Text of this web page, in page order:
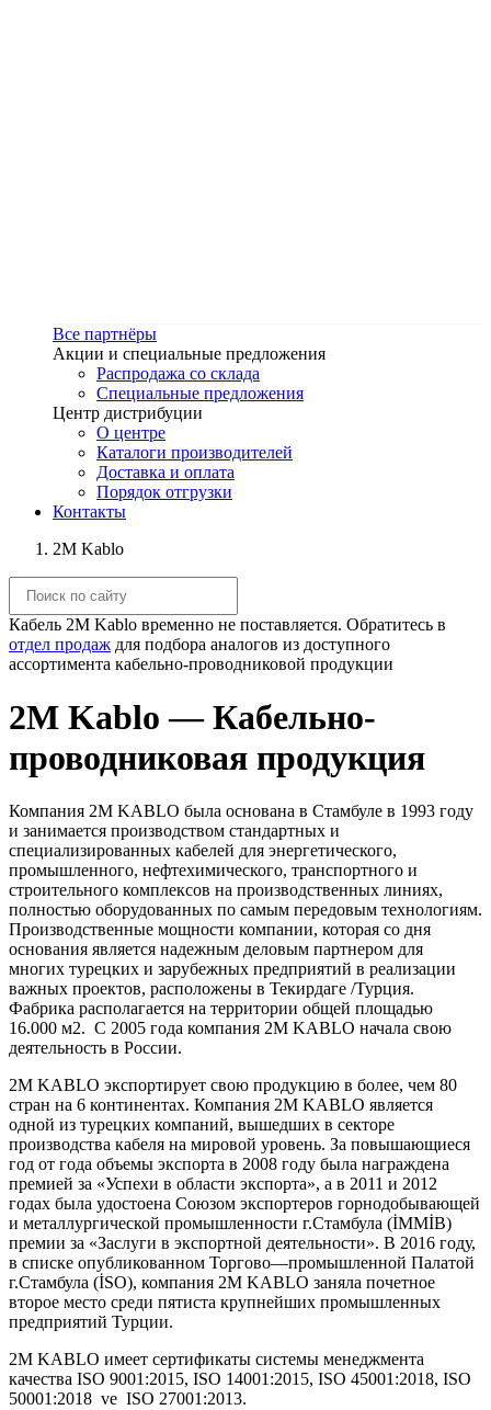
Все партнёры
Акции и специальные предложения
Распродажа со склада
Специальные предложения
Центр дистрибуции
О центре
Каталоги производителей
Доставка и оплата
Порядок отгрузки
Контакты
2M Kablo
Кабель 2M Kablo временно не поставляется. Обратитесь в
отдел продаж для подбора аналогов из доступного
ассортимента кабельно-проводниковой продукции
2M Kablo — Кабельно-
проводниковая продукция
Компания 2M KABLO была основана в Стамбуле в 1993 году
и занимается производством стандартных и
специализированных кабелей для энергетического,
промышленного, нефтехимического, транспортного и
строительного комплексов на производственных линиях,
полностью оборудованных по самым передовым технологиям.
Производственные мощности компании, которая со дня
основания является надежным деловым партнером для
многих турецких и зарубежных предприятий в реализации
важных проектов, расположены в Текирдаге /Турция.
Фабрика располагается на территории общей площадью
16.000 м2. С 2005 года компания 2M KABLO начала свою
деятельность в России.
2M KABLO экспортирует свою продукцию в более, чем 80
стран на 6 континентах. Компания 2M KABLO является
одной из турецких компаний, вышедших в секторе
производства кабеля на мировой уровень. За повышающиеся
год от года объемы экспорта в 2008 году была награждена
премией за «Успехи в области экспорта», а в 2011 и 2012
годах была удостоена Союзом экспортеров горнодобывающей
и металлургической промышленности г.Стамбула (İMMİB)
премии за «Заслуги в экспортной деятельности». В 2016 году,
в списке опубликованном Торгово—промышленной Палатой
г.Стамбула (İSO), компания 2M KABLO заняла почетное
второе место среди пятиста крупнейших промышленных
предприятий Турции.
2M KABLO имеет сертификаты системы менеджмента
качества ISO 9001:2015, ISO 14001:2015, ISO 45001:2018, ISO
50001:2018 ve ISO 27001:2013.